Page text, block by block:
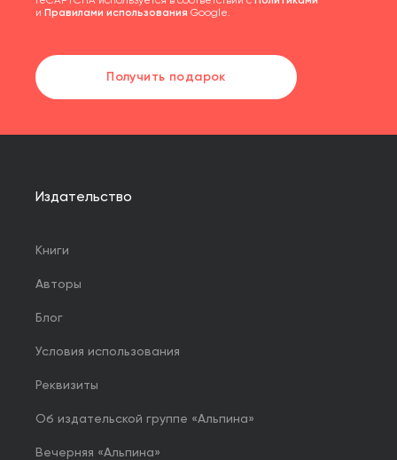
и Правилами использования Google.
Получить подарок
Издательство
Книги
Авторы
Блог
Условия использования
Реквизиты
Об издательской группе «Альпина»
Вечерняя «Альпина»